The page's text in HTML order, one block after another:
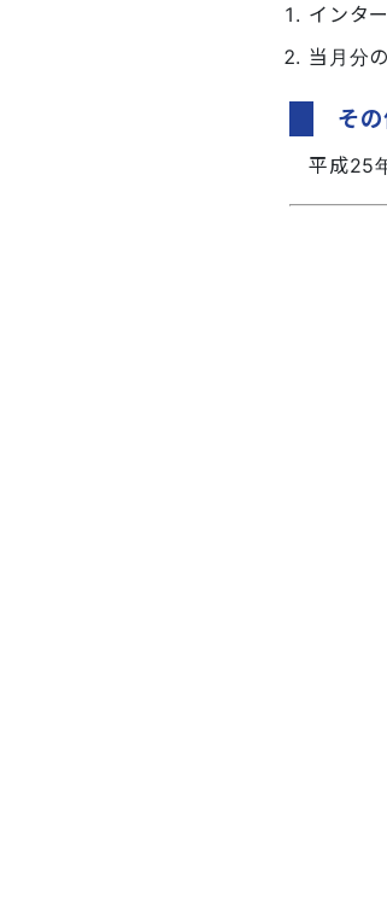
インタ
当月分
そ
平成25